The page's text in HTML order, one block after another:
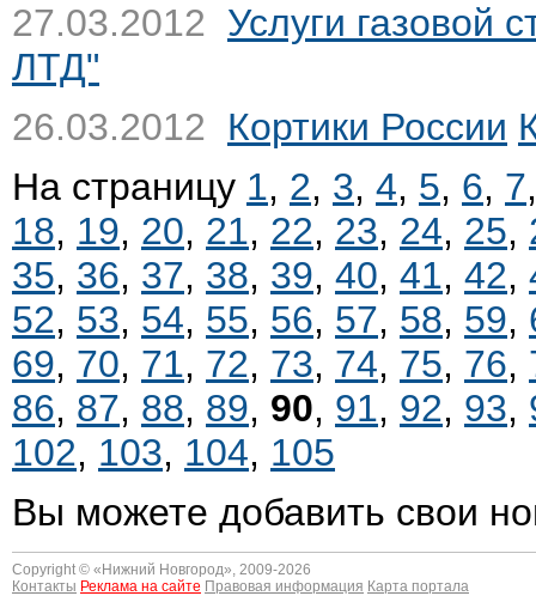
27.03.2012 Услуги газовой
ЛТД"
26.03.2012
Кортики России
На страницу 1, 2, 3, 4, 5, 6, 7
18, 19, 20, 21, 22, 23, 24, 25,
35, 36, 37, 38, 39, 40, 41, 42,
52, 53, 54, 55, 56, 57, 58, 59,
69, 70, 71, 72, 73, 74, 75, 76,
86, 87, 88, 89, 90, 91, 92, 93,
102, 103, 104, 105
Вы можете добавить свои
Copyright © «Нижний Новгород», 2009-2026
Контакты Реклама на сайте Правовая информация Карта портала